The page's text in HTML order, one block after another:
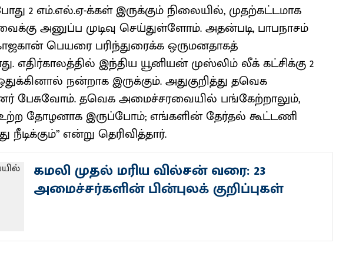
2 எம்.எல்.ஏ-க்கள் இருக்கும் நிலையில், முதற்கட்டமாக
அனுப்ப முடிவு செய்துள்ளோம். அதன்படி, பாபநாசம்
பெயரை பரிந்துரைக்க ஒருமனதாகத்
எதிர்காலத்தில் இந்திய யூனியன் முஸ்லிம் லீக் கட்சிக்கு 2
நன்றாக இருக்கும். அதுகுறித்து தவெக
பேசுவோம். தவெக அமைச்சரவையில் பங்கேற்றாலும்,
உற்ற தோழனாக இருப்போம்; எங்களின் தேர்தல் கூட்டணி
என்று தெரிவித்தார்.
கமலி முதல் மரிய வில்சன் வரை: 23
அமைச்சர்களின் பின்புலக் குறிப்புகள்